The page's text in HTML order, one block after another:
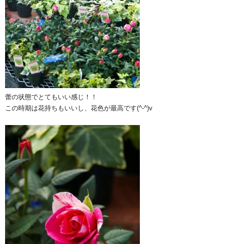
蕾の状態でとてもいい感じ！！
この時期は花持ちもいいし、花色が最高です(^-^)v